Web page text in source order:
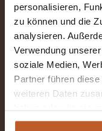
personalisieren,
zu können und die
analysieren.
Verwendung
soziale Medien,
Partner führen
weiteren Daten
gesammelt haben.